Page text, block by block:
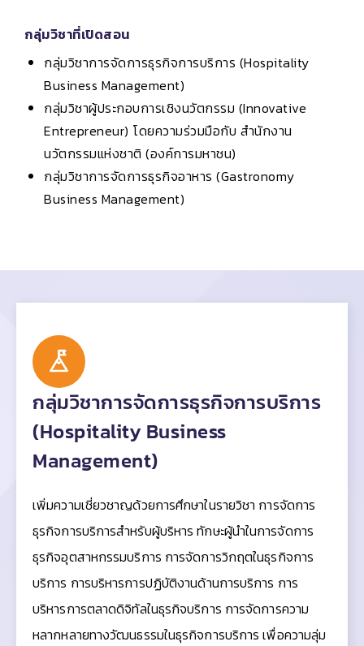
กลุ่มวิชาที่เปิดสอน
กลุ่มวิชาการจัดการธุรกิจการบริการ (Hospitality
Business Management)
กลุ่มวิชาผู้ประกอบการเชิงนวัตกรรม (Innovative
Entrepreneur) โดยความร่วมมือกับ สำนักงาน
นวัตกรรมแห่งชาติ (องค์การมหาชน)
กลุ่มวิชาการจัดการธุรกิจอาหาร (Gastronomy
Business Management)
กลุ่มวิชาการจัดการธุรกิจการบริการ
(Hospitality Business
Management)
เพิ่มความเชี่ยวชาญด้วยการศึกษาในรายวิชา การจัดการ
ธุรกิจการบริการสำหรับผู้บริหาร ทักษะผู้นำในการจัดการ
ธุรกิจอุตสาหกรรมบริการ การจัดการวิกฤตในธุรกิจการ
บริการ การบริหารการปฏิบัติงานด้านการบริการ การ
บริหารการตลาดดิจิทัลในธุรกิจบริการ การจัดการความ
หลากหลายทางวัฒนธรรมในธุรกิจการบริการ เพื่อความลุ่ม